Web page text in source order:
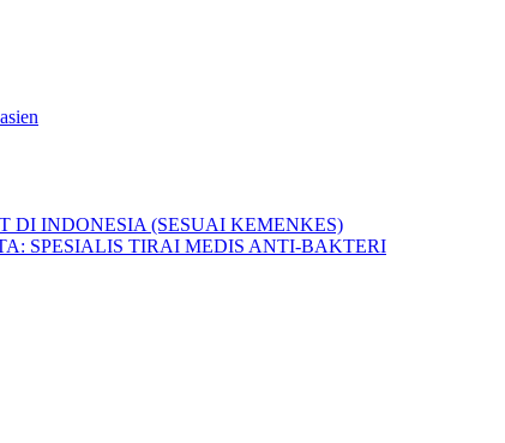
INDONESIA (SESUAI KEMENKES)
SPESIALIS TIRAI MEDIS ANTI-BAKTERI